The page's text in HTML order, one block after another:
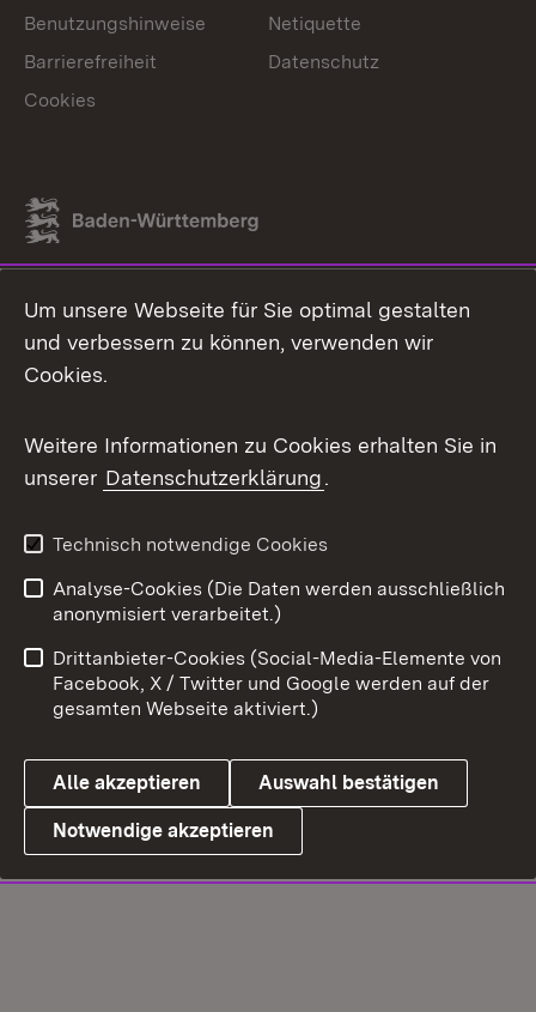
Link zum Landesportal
Benutzungshinweise
Netiquette
Barrierefreiheit
Datenschutz
Cookies
Um unsere Webseite für Sie optimal gestalten
und verbessern zu können, verwenden wir
Cookies.
Weitere Informationen zu Cookies erhalten Sie in
unserer Datenschutzerklärung.
Technisch notwendige Cookies
Analyse-Cookies (Die Daten werden ausschließlich
anonymisiert verarbeitet.)
Drittanbieter-Cookies (Social-Media-Elemente von
Facebook, X / Twitter und Google werden auf der
gesamten Webseite aktiviert.)
Alle akzeptieren Auswahl bestätigen
Notwendige akzeptieren